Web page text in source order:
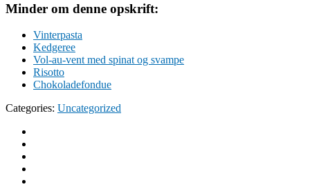
Minder om denne opskrift:
Vinterpasta
Kedgeree
Vol-au-vent med spinat og svampe
Risotto
Chokoladefondue
Categories: Uncategorized